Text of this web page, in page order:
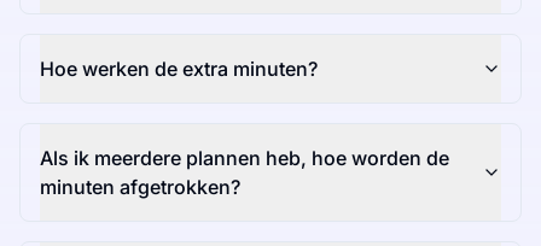
Hoe werken de extra minuten?
Als ik meerdere plannen heb, hoe worden de
minuten afgetrokken?